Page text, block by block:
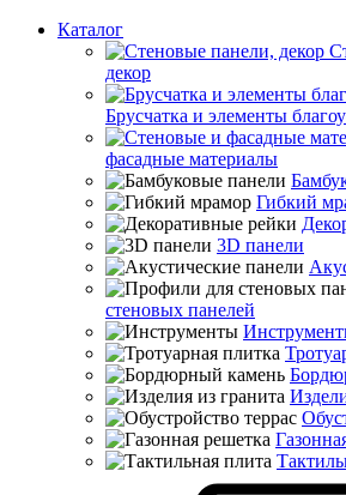
Каталог
декор
Брусчатка и элементы
фасадные материалы
Гибкий
3D панели
стеновых панелей